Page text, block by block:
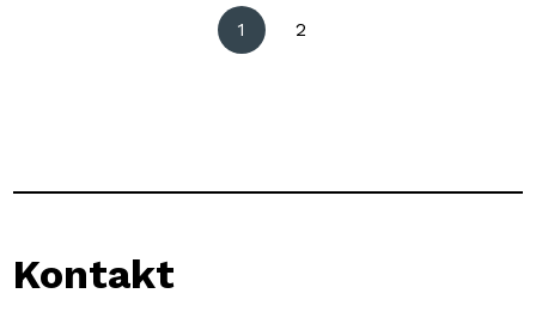
Stronicowanie
1 2
Kontakt